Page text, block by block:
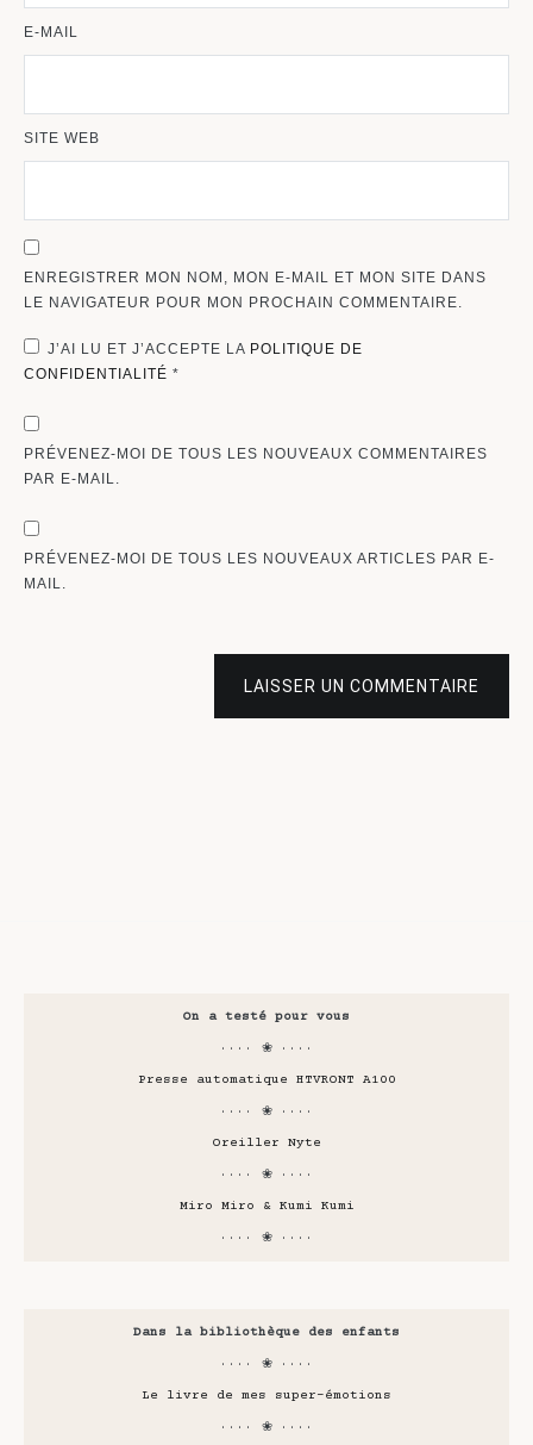
E-MAIL
SITE WEB
ENREGISTRER MON NOM, MON E-MAIL ET MON SITE DANS
LE NAVIGATEUR POUR MON PROCHAIN COMMENTAIRE.
J’AI LU ET J’ACCEPTE LA POLITIQUE DE
CONFIDENTIALITÉ *
PRÉVENEZ-MOI DE TOUS LES NOUVEAUX COMMENTAIRES
PAR E-MAIL.
PRÉVENEZ-MOI DE TOUS LES NOUVEAUX ARTICLES PAR E-
MAIL.
LAISSER UN COMMENTAIRE
On a testé pour vous
···· ❀ ····
Presse automatique HTVRONT A100
···· ❀ ····
Oreiller Nyte
···· ❀ ····
Miro Miro & Kumi Kumi
···· ❀ ····
Dans la bibliothèque des enfants
···· ❀ ····
Le livre de mes super-émotions
···· ❀ ····